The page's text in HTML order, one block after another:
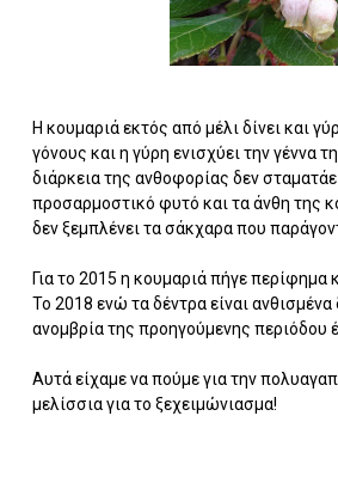
Η κουμαριά εκτός από μέλι δίνει και
γόνους και η γύρη ενισχύει την
διάρκεια της ανθοφορίας δεν
προσαρμοστικό φυτό και τα άνθη της
δεν ξεμπλένει τα σάκχαρα που
Για το 2015 η κουμαριά πήγε
Το 2018 ενώ τα δέντρα είναι
ανομβρία της προηγούμενης περιόδου
Αυτά είχαμε να πούμε για την
μελίσσια για το ξεχειμώνιασμα!